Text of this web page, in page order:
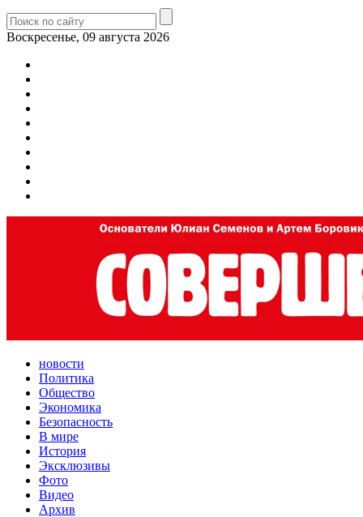
Воскресенье, 09 августа 2026
новости
Политика
Общество
Экономика
Безопасность
В мире
История
Эксклюзивы
Фото
Видео
Архив